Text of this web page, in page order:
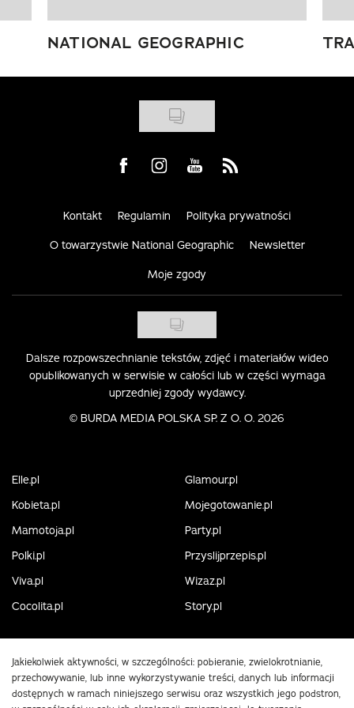
NATIONAL GEOGRAPHIC
Visit us on Facebook
Visit us on Instagram
Visit us on Youtube
Visit us on Rss
Kontakt Regulamin Polityka prywatności
O towarzystwie National Geographic Newsletter
Moje zgody
Dalsze rozpowszechnianie tekstów, zdjęć i materiałów wideo
opublikowanych w serwisie w całości lub w części wymaga
uprzedniej zgody wydawcy.
© BURDA MEDIA POLSKA SP. Z O. O. 2026
Elle.pl
Glamour.pl
Kobieta.pl
Mojegotowanie.pl
Mamotoja.pl
Party.pl
Polki.pl
Przyslijprzepis.pl
Viva.pl
Wizaz.pl
Cocolita.pl
Story.pl
Jakiekolwiek aktywności, w szczególności: pobieranie, zwielokrotnianie,
przechowywanie, lub inne wykorzystywanie treści, danych lub informacji
dostępnych w ramach niniejszego serwisu oraz wszystkich jego podstron,